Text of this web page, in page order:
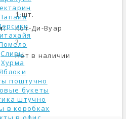
Сливы
Хурма
поштучно
букеты
штучно
в коробках
1 шт.
Кот-Ди-Вуар
2
Нет в наличии